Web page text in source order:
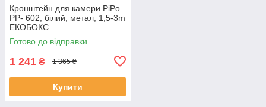
Кронштейн для камери PiPo
PP- 602, білий, метал, 1,5-3m
ЕКОБОКС
Готово до відправки
1 241 ₴ 1 365 ₴
Купити